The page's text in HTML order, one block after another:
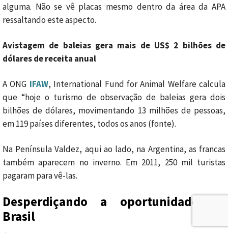
alguma. Não se vê placas mesmo dentro da área da APA
ressaltando este aspecto.
Avistagem de baleias gera mais de US$ 2 bilhões de
dólares de receita anual
A ONG IFAW, International Fund for Animal Welfare calcula
que “hoje o turismo de observação de baleias gera dois
bilhões de dólares, movimentando 13 milhões de pessoas,
em 119 países diferentes, todos os anos (fonte).
Na Península Valdez, aqui ao lado, na Argentina, as francas
também aparecem no inverno. Em 2011, 250 mil turistas
pagaram para vê-las.
Desperdiçando a oportunidade no
Brasil